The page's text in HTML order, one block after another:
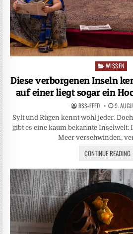
Posted
WISSEN
Diese verborgenen Inseln
auf einer liegt sogar ein
RSS-FEED 9.
Sylt und Rügen kennt wohl jeder.
gibt es eine kaum bekannte Inselwelt:
Meer verschwinden,
CONTINUE READING